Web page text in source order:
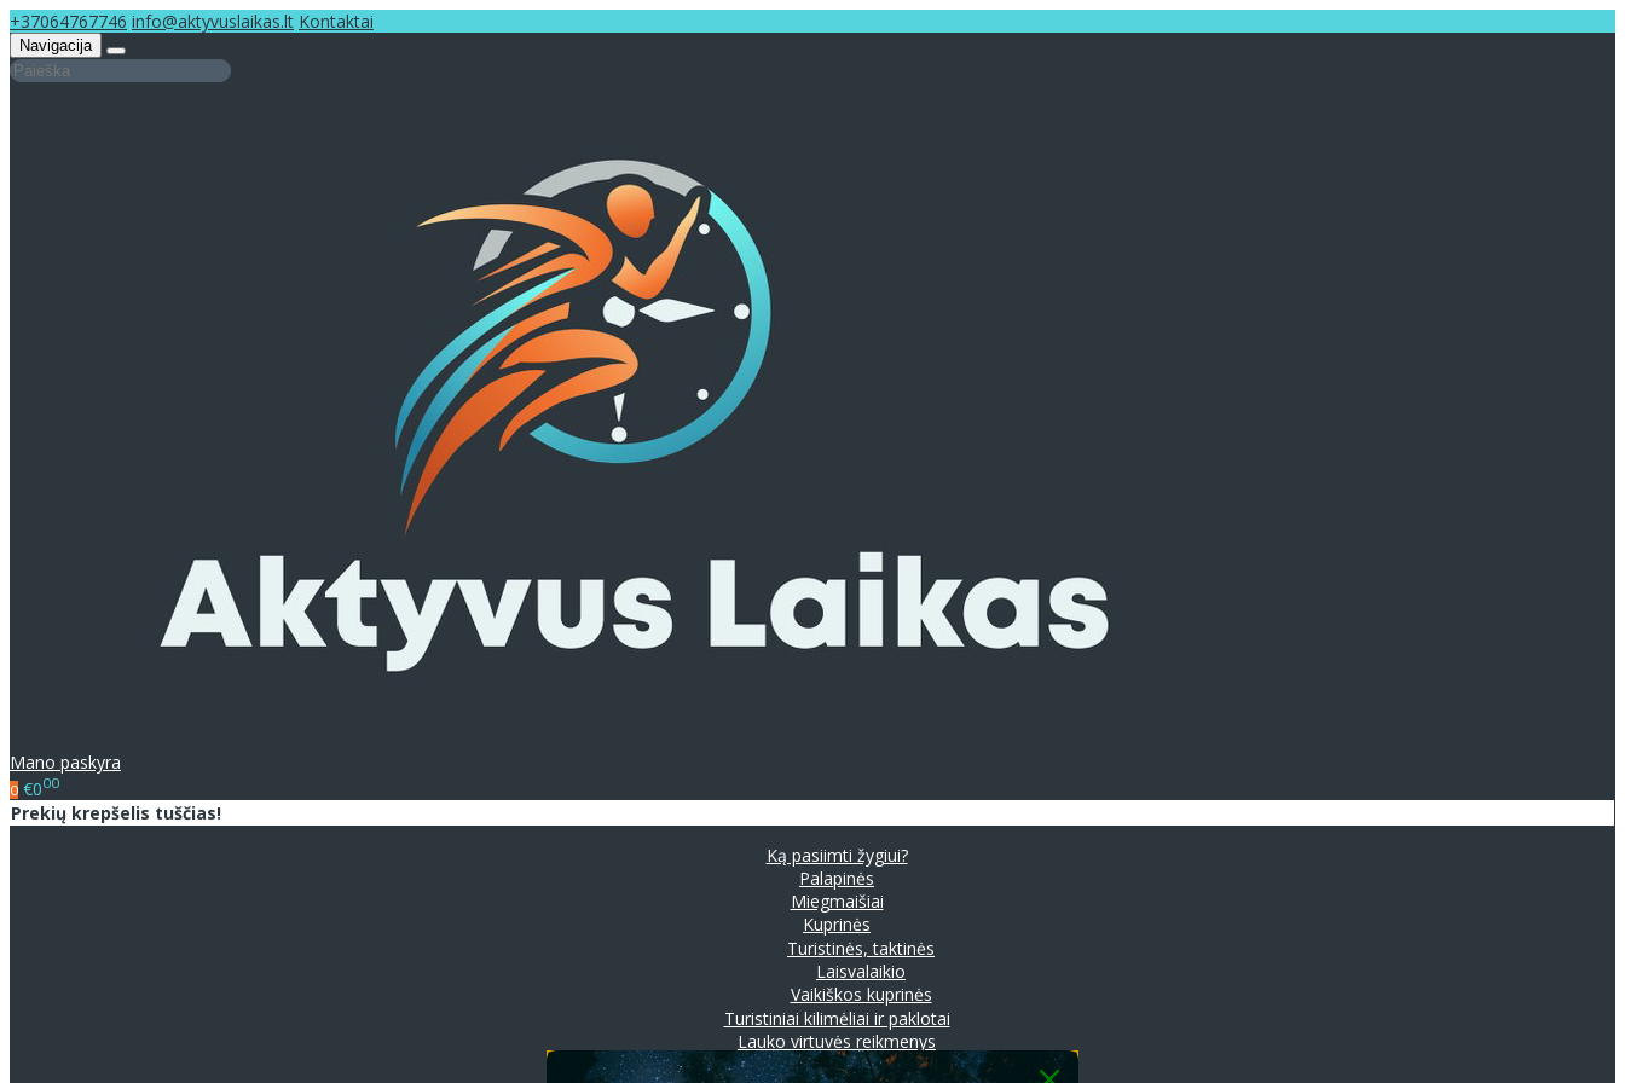
+37064767746 info@aktyvuslaikas.lt Kontaktai
Navigacija
Mano paskyra
0 €000
Prekių krepšelis tuščias!
Ką pasiimti žygiui?
Palapinės
Miegmaišiai
Kuprinės
Turistinės, taktinės
Laisvalaikio
Vaikiškos kuprinės
Turistiniai kilimėliai ir paklotai
Lauko virtuvės reikmenys
Prožektoriai ir stovyklavimo lempos